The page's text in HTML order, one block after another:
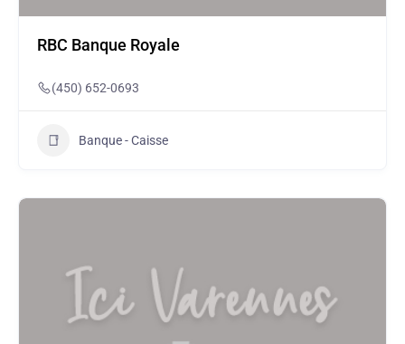
RBC Banque Royale
(450) 652-0693
Banque - Caisse